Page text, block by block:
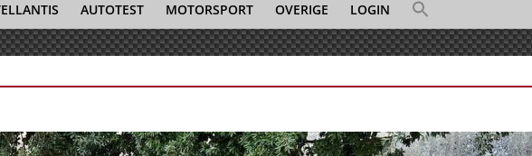
AUTOTEST MOTORSPORT OVERIGE LOGIN